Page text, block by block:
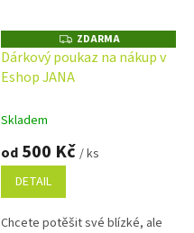
Z
D
A
R
ZDARMA
Dárkový poukaz na nákup v
Eshop JANA
Skladem
od 500 Kč / ks
DETAIL
Chcete potěšit své blízké, ale